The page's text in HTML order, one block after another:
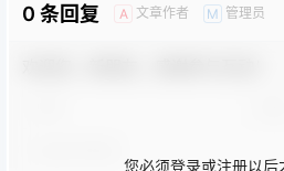
0 条回复 A 文章作者 M 管理员
您必须登录或注册以后